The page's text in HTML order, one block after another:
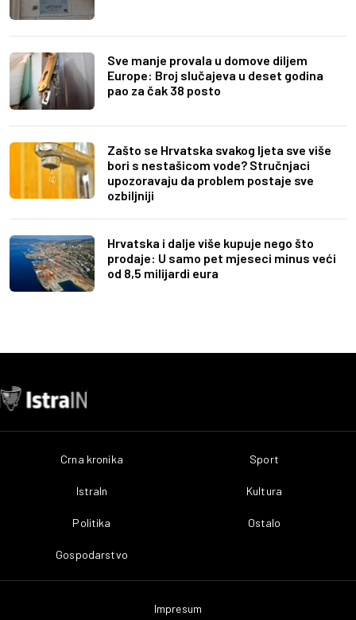
Sve manje provala u domove diljem
Europe: Broj slučajeva u deset godina
pao za čak 38 posto
Zašto se Hrvatska svakog ljeta sve više
bori s nestašicom vode? Stručnjaci
upozoravaju da problem postaje sve
ozbiljniji
Hrvatska i dalje više kupuje nego što
prodaje: U samo pet mjeseci minus veći
od 8,5 milijardi eura
Crna kronika
IstraIn
Politika
Gospodarstvo
Sport
Kultura
Ostalo
Impresum